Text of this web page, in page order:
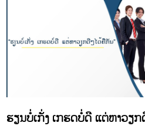
ຮຽນບໍ່ເກັ່ງ ເກຮດບໍ່ດີ ແຕ່ຫາວຽ